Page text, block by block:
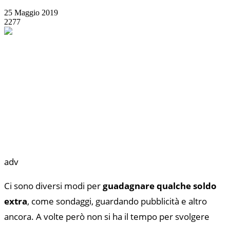
25 Maggio 2019
2277
adv
Ci sono diversi modi perguadagnare qualche soldo
extra, come sondaggi, guardando pubblicità e altro
ancora. A volte però non si ha il tempo per svolgere